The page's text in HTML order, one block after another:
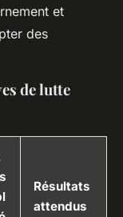
et
des
de lutte
Résultats
attendus